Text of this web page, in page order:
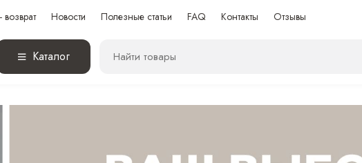
Новости Полезные статьи FAQ Контакты Отзывы
Каталог